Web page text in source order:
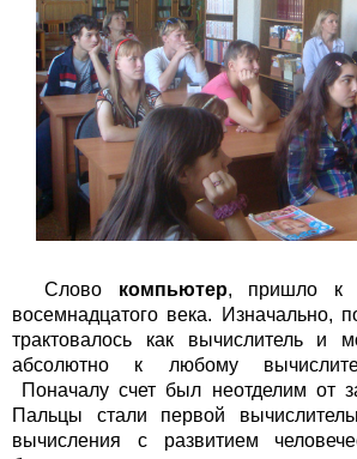
Слово компьютер, пришло к
восемнадцатого века. Изначально,
трактовалось как вычислитель и
абсолютно к любому
Поначалу счет был неотделим от
Пальцы стали первой
вычисления с развитием